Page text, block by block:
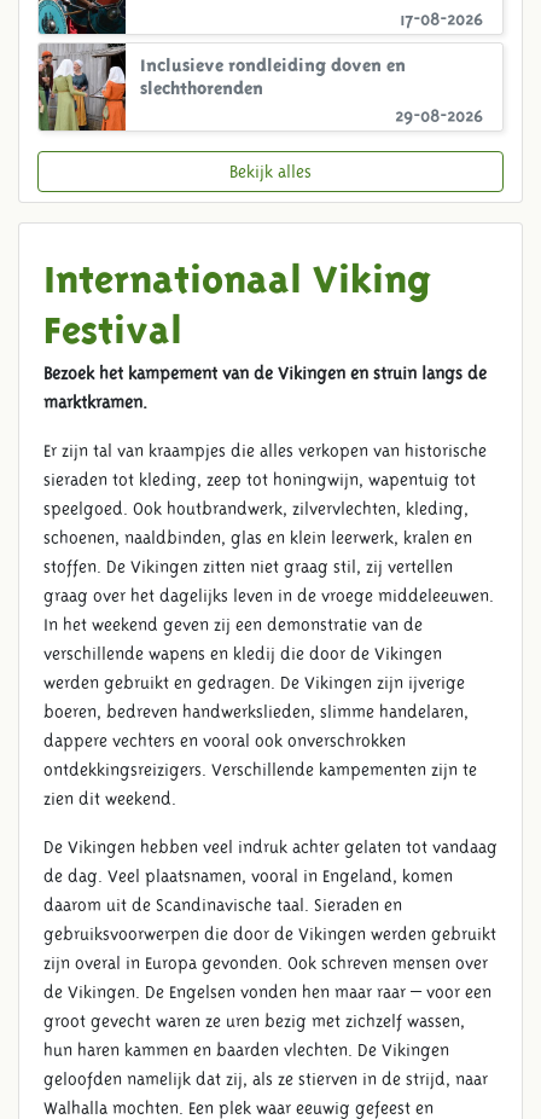
Internationaal Viking
Festival
Bezoek het kampement van de Vikingen en struin langs de
marktkramen.
Er zijn tal van kraampjes die alles verkopen van historische
sieraden tot kleding, zeep tot honingwijn, wapentuig tot
speelgoed. Ook houtbrandwerk, zilvervlechten, kleding,
schoenen, naaldbinden, glas en klein leerwerk, kralen en
stoffen. De Vikingen zitten niet graag stil, zij vertellen
graag over het dagelijks leven in de vroege middeleeuwen.
In het weekend geven zij een demonstratie van de
verschillende wapens en kledij die door de Vikingen
werden gebruikt en gedragen. De Vikingen zijn ijverige
boeren, bedreven handwerkslieden, slimme handelaren,
dappere vechters en vooral ook onverschrokken
ontdekkingsreizigers. Verschillende kampementen zijn te
zien dit weekend.
De Vikingen hebben veel indruk achter gelaten tot vandaag
de dag. Veel plaatsnamen, vooral in Engeland, komen
daarom uit de Scandinavische taal. Sieraden en
gebruiksvoorwerpen die door de Vikingen werden gebruikt
zijn overal in Europa gevonden. Ook schreven mensen over
de Vikingen. De Engelsen vonden hen maar raar – voor een
groot gevecht waren ze uren bezig met zichzelf wassen,
hun haren kammen en baarden vlechten. De Vikingen
geloofden namelijk dat zij, als ze stierven in de strijd, naar
Walhalla mochten. Een plek waar eeuwig gefeest en
17-08-2026
29-08-2026
Inclusieve rondleiding doven en
slechthorenden
Bekijk alles